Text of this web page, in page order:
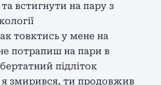
встигнути на пару з
товктись у мене на
потрапиш на пари в
підліток
я змирився, ти продовжив